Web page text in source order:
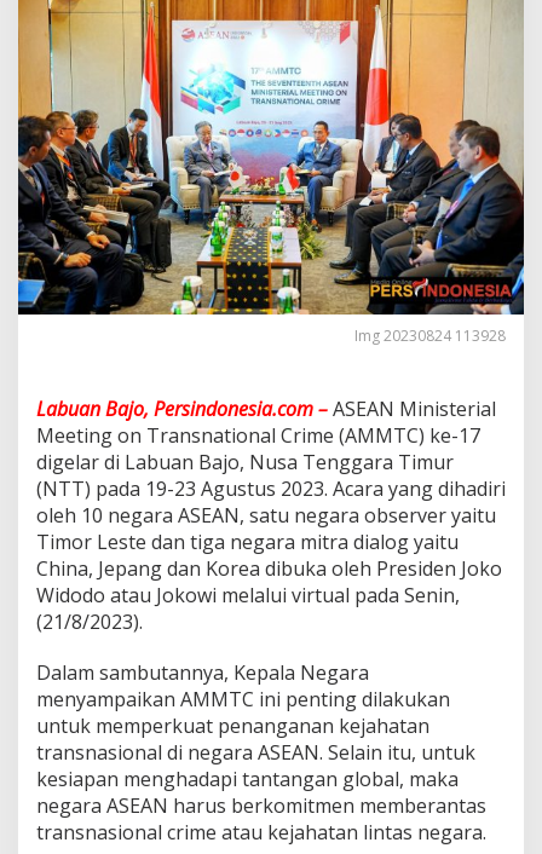
T
C
k
e
-
1
d
i
L
a
b
u
a
n
o
,
G
e
r
b
a
g
P
r
d
a
n
A
S
E
A
Img 20230824 113928
Labuan Bajo, Persindonesia.com –ASEAN Ministerial
Meeting on Transnational Crime (AMMTC) ke-17
digelar di Labuan Bajo, Nusa Tenggara Timur
(NTT) pada 19-23 Agustus 2023. Acara yang dihadiri
oleh 10 negara ASEAN, satu negara observer yaitu
Timor Leste dan tiga negara mitra dialog yaitu
China, Jepang dan Korea dibuka oleh Presiden Joko
Widodo atau Jokowi melalui virtual pada Senin,
(21/8/2023).
Dalam sambutannya, Kepala Negara
menyampaikan AMMTC ini penting dilakukan
untuk memperkuat penanganan kejahatan
transnasional di negara ASEAN. Selain itu, untuk
kesiapan menghadapi tantangan global, maka
negara ASEAN harus berkomitmen memberantas
transnasional crime atau kejahatan lintas negara.